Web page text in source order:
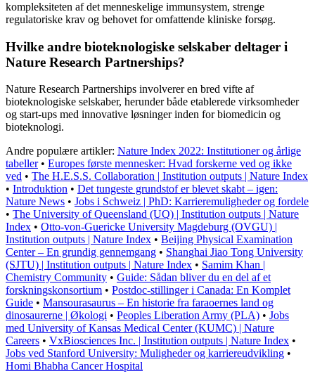
kompleksiteten af ​​det menneskelige immunsystem, strenge
regulatoriske krav og behovet for omfattende kliniske forsøg.
Hvilke andre bioteknologiske selskaber deltager i
Nature Research Partnerships?
Nature Research Partnerships involverer en bred vifte af
bioteknologiske selskaber, herunder både etablerede virksomheder
og start-ups med innovative løsninger inden for biomedicin og
bioteknologi.
Andre populære artikler: Nature Index 2022: Institutioner og årlige
tabeller• Europes første mennesker: Hvad forskerne ved og ikke
ved • The H.E.S.S. Collaboration | Institution outputs | Nature Index
• Introduktion • Det tungeste grundstof er blevet skabt – igen:
Nature News • Jobs i Schweiz | PhD: Karrieremuligheder og fordele
• The University of Queensland (UQ) | Institution outputs | Nature
Index • Otto-von-Guericke University Magdeburg (OVGU) |
Institution outputs | Nature Index • Beijing Physical Examination
Center – En grundig gennemgang • Shanghai Jiao Tong University
(SJTU) | Institution outputs | Nature Index • Samim Khan |
Chemistry Community • Guide: Sådan bliver du en del af et
forskningskonsortium • Postdoc-stillinger i Canada: En Komplet
Guide • Mansourasaurus – En historie fra faraoernes land og
dinosaurerne | Økologi • Peoples Liberation Army (PLA) • Jobs
med University of Kansas Medical Center (KUMC) | Nature
Careers • VxBiosciences Inc. | Institution outputs | Nature Index •
Jobs ved Stanford University: Muligheder og karriereudvikling •
Homi Bhabha Cancer Hospital